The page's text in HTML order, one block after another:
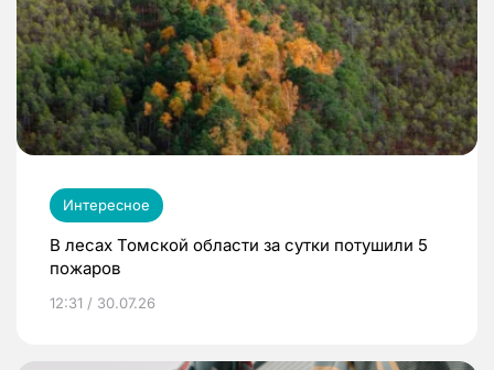
Интересное
В лесах Томской области за сутки потушили 5
пожаров
12:31 / 30.07.26